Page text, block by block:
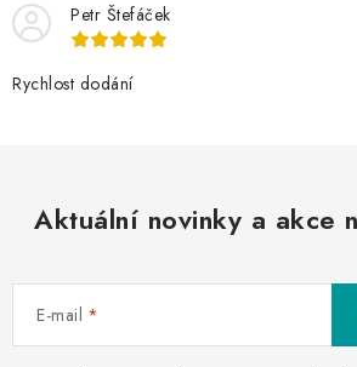
Petr Štefáček
Rychlost dodání
Aktuální novinky a akce
E-mail